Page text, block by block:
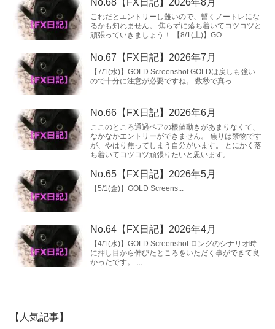
No.68【FX日記】2026年8月
これだとエントリーし難いので、暫くノートレにな
るかも知れません。 焦らずに落ち着いてコツコツと
頑張っていきましょう！ 【8/1(土)】GO...
No.67【FX日記】2026年7月
【7/1(水)】GOLD Screenshot GOLDは戻しも強い
ので十分に注意が必要ですね。 数秒で真っ...
No.66【FX日記】2026年6月
ここのところ通過ペアの根値動きがあまりなくて、
なかなかエントリーができません。 焦りは禁物です
が、やはり焦ってしまう自分がいます。 とにかく落
ち着いてコツコツ頑張りたいと思います。 ...
No.65【FX日記】2026年5月
【5/1(金)】GOLD Screens...
No.64【FX日記】2026年4月
【4/1(水)】GOLD Screenshot ロングのシナリオ時
に押し目から伸びたところをいただく事ができて良
かったです。 ...
【人気記事】